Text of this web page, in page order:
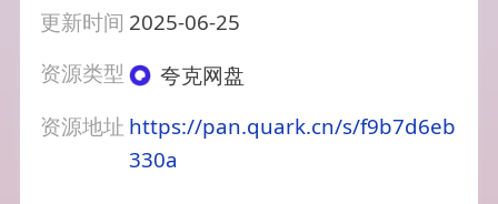
更新时间 2025-06-25
资源类型
夸克网盘
资源地址 https://pan.quark.cn/s/f9b7d6eb
330a